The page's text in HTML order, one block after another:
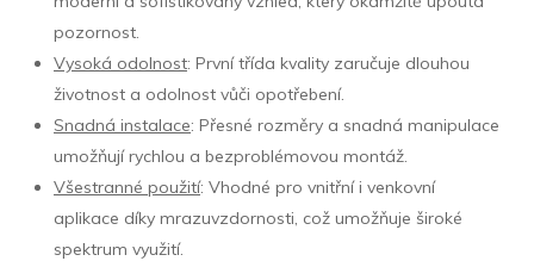
pozornost.
Vysoká odolnost: První třída kvality zaručuje dlouhou
životnost a odolnost vůči opotřebení.
Snadná instalace: Přesné rozměry a snadná manipulace
umožňují rychlou a bezproblémovou montáž.
Všestranné použití: Vhodné pro vnitřní i venkovní
aplikace díky mrazuvzdornosti, což umožňuje široké
spektrum využití.